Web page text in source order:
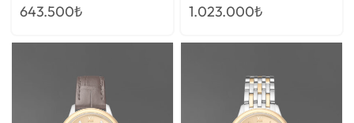
643.500₺ 1.023.000₺